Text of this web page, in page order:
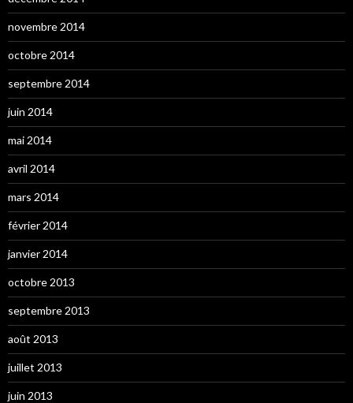
novembre 2014
octobre 2014
septembre 2014
juin 2014
mai 2014
avril 2014
mars 2014
février 2014
janvier 2014
octobre 2013
septembre 2013
août 2013
juillet 2013
juin 2013